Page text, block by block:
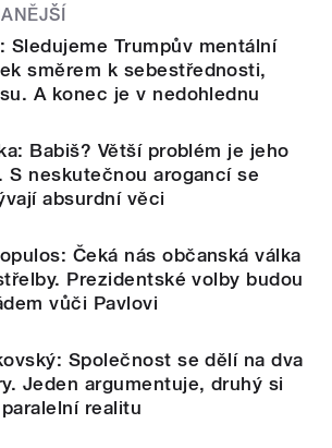
Sledujeme Trumpův mentální
směrem k sebestřednosti,
A konec je v nedohlednu
Babiš? Větší problém je jeho
S neskutečnou arogancí se
absurdní věci
Čeká nás občanská válka
Prezidentské volby budou
vůči Pavlovi
Společnost se dělí na dva
Jeden argumentuje, druhý si
realitu